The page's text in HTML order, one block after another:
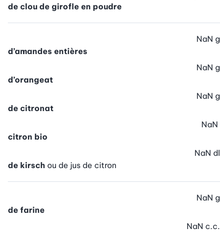
de clou de girofle en poudre
d’amandes entières
NaN g
d’orangeat
NaN g
de citronat
NaN g
citron bio
NaN
de kirsch ou de jus de citron
NaN dl
de farine
NaN g
NaN c.c.